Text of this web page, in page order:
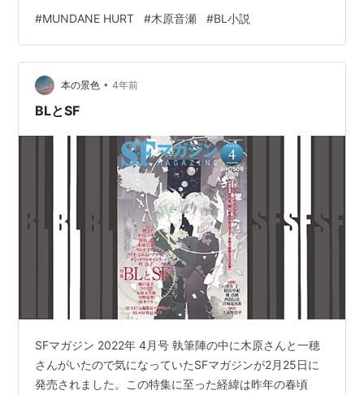
『無罪世界』 （
ISBN:4862632459
『吸血鬼と愉快な仲間たち Vol.2』
（ISBN:488386328X
『美しいこと(上)』 （
『美しいこと(下)』 （ISBN:4883863433
社・2008/01）
が今度は鬱陶しくなりすぐに振ってしまった。卒業後、
何でも手にいれてきた西崎の人生は一変する。孤独にな
り薬にも手を出した西崎は極道に命を狙われる。助かる
には弁護士になった長野からあるデータを手に入れなけ
ればならず……！ 立場が変わった二人の愛の行方は… 以
#MUNDANE HURT #木原音瀬 #BL小説
本の景色 • 4年前
BLとSF
SFマガジン 2022年 4月号 執筆陣の中に木原さんと一穂
さんがいたので気になっていたSFマガジンが2月25日に
発売されました。この特集に至った経緯は昨年の春頃